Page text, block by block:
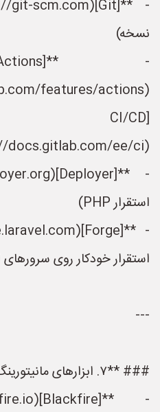
نسخه)
(https://docs.gitlab.com/ee/ci/)** (برای CI/CD)
استقرار PHP)
استقرار خودکار روی
---
### **۷. ابزارهای مانیتورینگ و بهینه‌سازی**